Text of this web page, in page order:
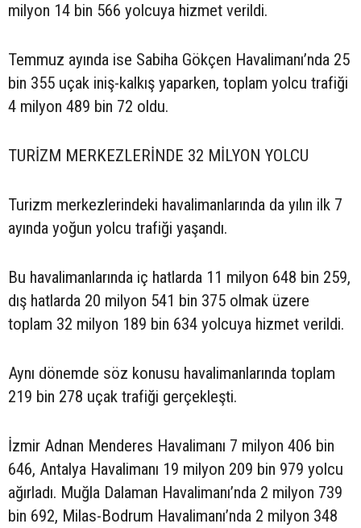
milyon 14 bin 566 yolcuya hizmet verildi.
Temmuz ayında ise Sabiha Gökçen Havalimanı’nda 25
bin 355 uçak iniş-kalkış yaparken, toplam yolcu trafiği
4 milyon 489 bin 72 oldu.
TURİZM MERKEZLERİNDE 32 MİLYON YOLCU
Turizm merkezlerindeki havalimanlarında da yılın ilk 7
ayında yoğun yolcu trafiği yaşandı.
Bu havalimanlarında iç hatlarda 11 milyon 648 bin 259,
dış hatlarda 20 milyon 541 bin 375 olmak üzere
toplam 32 milyon 189 bin 634 yolcuya hizmet verildi.
Aynı dönemde söz konusu havalimanlarında toplam
219 bin 278 uçak trafiği gerçekleşti.
İzmir Adnan Menderes Havalimanı 7 milyon 406 bin
646, Antalya Havalimanı 19 milyon 209 bin 979 yolcu
ağırladı. Muğla Dalaman Havalimanı’nda 2 milyon 739
bin 692, Milas-Bodrum Havalimanı’nda 2 milyon 348